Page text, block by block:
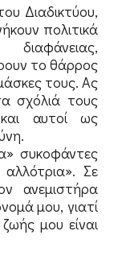
Διαδικτύου,
πολιτικά
το θάρρος
τους. Ας
σχόλιά τους
αυτοί ως
συκοφάντες
Σε
ανεμιστήρα
μου, γιατί
μου είναι